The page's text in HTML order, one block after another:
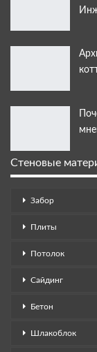
Стеновые
Забор
Плиты
Потолок
Сайдинг
Бетон
Шлакоблок